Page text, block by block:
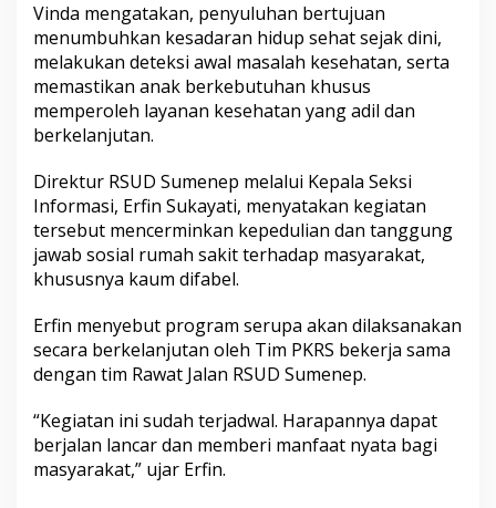
a
g
i
S
i
s
D
i
f
a
b
e
Vinda mengatakan, penyuluhan bertujuan
menumbuhkan kesadaran hidup sehat sejak dini,
melakukan deteksi awal masalah kesehatan, serta
memastikan anak berkebutuhan khusus
memperoleh layanan kesehatan yang adil dan
berkelanjutan.
Direktur RSUD Sumenep melalui Kepala Seksi
Informasi, Erfin Sukayati, menyatakan kegiatan
tersebut mencerminkan kepedulian dan tanggung
jawab sosial rumah sakit terhadap masyarakat,
khususnya kaum difabel.
Erfin menyebut program serupa akan dilaksanakan
secara berkelanjutan oleh Tim PKRS bekerja sama
dengan tim Rawat Jalan RSUD Sumenep.
“Kegiatan ini sudah terjadwal. Harapannya dapat
berjalan lancar dan memberi manfaat nyata bagi
masyarakat,” ujar Erfin.